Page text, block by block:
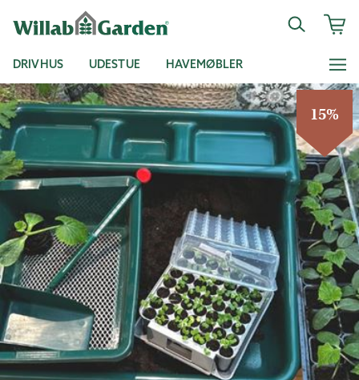
DRIVHUS UDESTUE HAVEMØBLER
15%